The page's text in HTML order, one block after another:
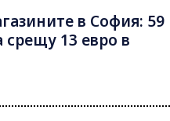
в София: 59
срещу 13 евро в